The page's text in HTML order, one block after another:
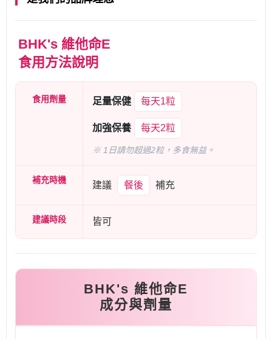
BHK's 維他命E
食用方法說明
食用劑量 足量保健 每天1粒
加強保養 每天2粒
※ 1日請勿超過2粒，多食無益。
補充時機 建議 餐後 補充
建議時段 皆可
BHK's 維他命E
成分與劑量